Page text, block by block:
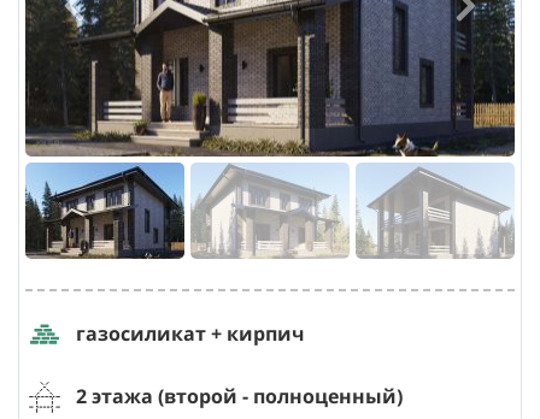
газосиликат + кирпич
2 этажа (второй - полноценный)